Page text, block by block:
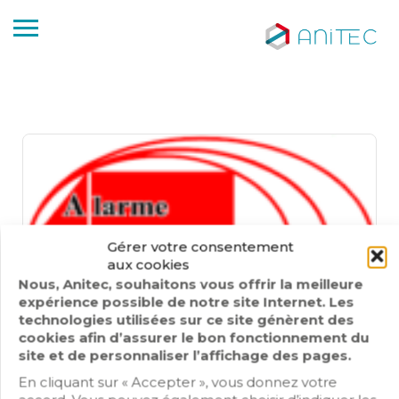
Gérer votre consentement
aux cookies
Nous, Anitec, souhaitons vous offrir la meilleure
expérience possible de notre site Internet. Les
technologies utilisées sur ce site génèrent des
cookies afin d’assurer le bon fonctionnement du
site et de personnaliser l’affichage des pages.
En cliquant sur « Accepter », vous donnez votre
ALARME SECURITE